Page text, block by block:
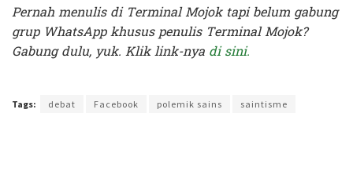
Pernah menulis di Terminal Mojok tapi belum gabung
grup WhatsApp khusus penulis Terminal Mojok?
Gabung dulu, yuk. Klik link-nya di sini.
Tags: debat Facebook polemik sains saintisme